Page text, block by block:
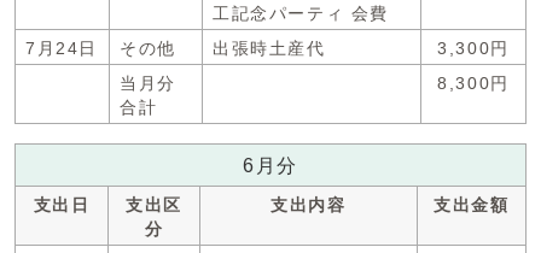
工記念パーティ 会費
7月24日 その他 出張時土産代
3,300円
当月分
合計
8,300円
6月分
支出日
支出区
分
支出内容 支出金額